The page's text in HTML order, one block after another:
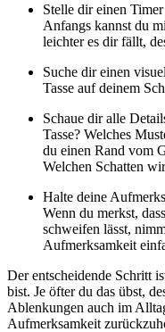
Stelle dir einen
Anfangs kannst du
leichter es dir fällt,
Suche dir einen
Tasse auf deinem
Schaue dir alle
Tasse? Welches
du einen Rand vom
Welchen Schatten
Halte deine
Wenn du merkst,
schweifen lässt,
Aufmerksamkeit
Der entscheidende Schritt
bist. Je öfter du das übst,
Ablenkungen auch im
Aufmerksamkeit